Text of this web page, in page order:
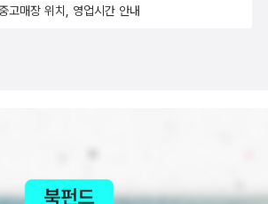
길을 지나가지 못할까 봐 끝까지 혼자이기를
. 다만 그러한 속내를 제롬에게는 말해줬어
중고매장 위치, 영업시간 안내